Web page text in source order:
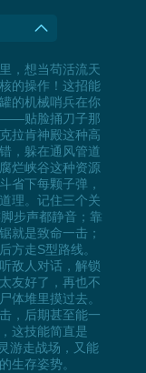
，想当苟活流天
的操作！这招能
的机械哨兵在你
——贴脸捅刀子那
拉肯神殿这种高
，躲在通风管道
烂峡谷这种资源
省下每颗子弹，
理。记住三个关
步声都静音；靠
就是致命一击；
方走S型路线。
敌人对话，解锁
友好了，再也不
体堆里摸过去。
，后期甚至能一
这技能简直是
游走战场，又能
生存姿势。